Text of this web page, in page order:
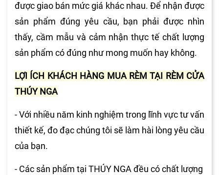
được giao bán mức giá khác nhau. Để nhận được
sản phẩm đúng yêu cầu, bạn phải được nhìn
thấy, cầm mẫu và cảm nhận thực tế chất lượng
sản phẩm có đúng như mong muốn hay không.
LỢI ÍCH KHÁCH HÀNG MUA RÈM TẠI RÈM CỬA
THÚY NGA
- Với nhiều năm kinh nghiệm trong lĩnh vực tư vấn
thiết kế, đo đạc chúng tôi sẽ làm hài lòng yêu cầu
của bạn.
- Các sản phẩm tại THÚY NGA đều có chất lượng